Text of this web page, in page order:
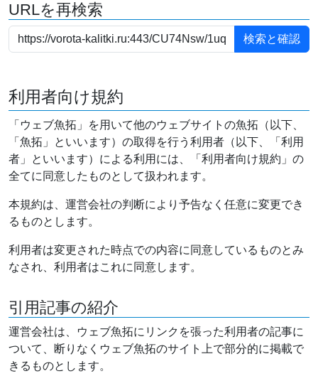
URLを再検索
利用者向け規約
「ウェブ魚拓」を用いて他のウェブサイトの魚拓（以下、
「魚拓」といいます）の取得を行う利用者（以下、「利用
者」といいます）による利用には、「利用者向け規約」の
全てに同意したものとして扱われます。
本規約は、運営会社の判断により予告なく任意に変更でき
るものとします。
利用者は変更された時点での内容に同意しているものとみ
なされ、利用者はこれに同意します。
引用記事の紹介
運営会社は、ウェブ魚拓にリンクを張った利用者の記事に
ついて、断りなくウェブ魚拓のサイト上で部分的に掲載で
きるものとします。